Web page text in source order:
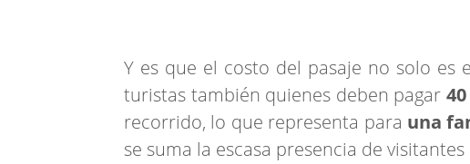
Y es que el costo del pasaje no solo es
turistas también quienes deben pagar
recorrido, lo que representa para una
se suma la escasa presencia de